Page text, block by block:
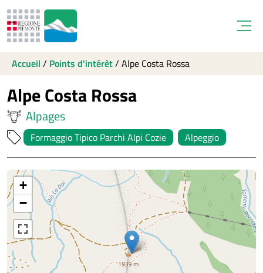
Accueil / Points d'intérêt/ Alpe Costa Rossa
Alpe Costa Rossa
Alpages
Formaggio Tipico Parchi Alpi Cozie Alpeggio
+
−